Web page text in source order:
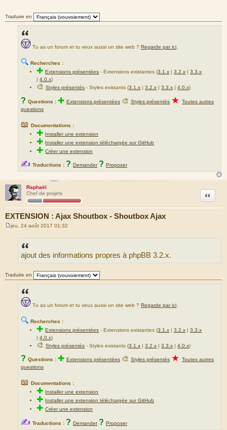
e
Traduire en
Tu as un forum et tu veux aussi un site web ? Regarde par ici
🔍 Recherches :
✚Extensions présentées -Extensions existantes (3.1.x |3.2.x |3.3.x
|4.0.x)
🎨Styles présentés - Styles existants (3.1.x |3.2.x |3.3.x |4.0.x)
? Questions : ✚ Extensions présentées 🎨 Styles présentés ★ Toutes autres
questions
📖 Documentations :
✚ Installer une extension
✚ Installer une extension téléchargée sur GitHub
✚Créer une extension
✍ Traductions : ? Demander ? Proposer
Raphaël
Chef de projets
EXTENSION : Ajax Shoutbox - Shoutbox Ajax
Citation
jeu. 24 août 2017 01:32
ajout des informations propres à phpBB 3.2.x.
Traduire en
Tu as un forum et tu veux aussi un site web ? Regarde par ici
🔍 Recherches :
✚Extensions présentées -Extensions existantes (3.1.x |3.2.x |3.3.x
|4.0.x)
🎨Styles présentés - Styles existants (3.1.x |3.2.x |3.3.x |4.0.x)
? Questions : ✚ Extensions présentées 🎨 Styles présentés ★ Toutes autres
questions
📖 Documentations :
✚ Installer une extension
✚ Installer une extension téléchargée sur GitHub
✚Créer une extension
✍ Traductions : ? Demander ? Proposer